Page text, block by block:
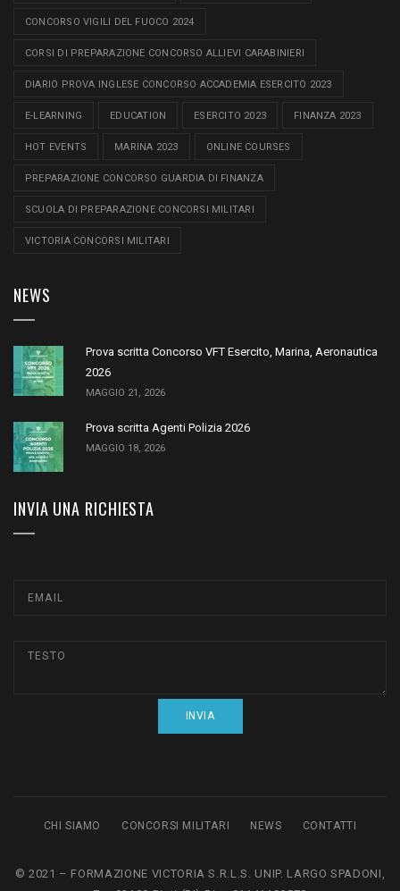
CONCORSO VIGILI DEL FUOCO 2024
CORSI DI PREPARAZIONE CONCORSO ALLIEVI CARABINIERI
DIARIO PROVA INGLESE CONCORSO ACCADEMIA ESERCITO 2023
E-LEARNING EDUCATION ESERCITO 2023 FINANZA 2023
HOT EVENTS MARINA 2023 ONLINE COURSES
PREPARAZIONE CONCORSO GUARDIA DI FINANZA
SCUOLA DI PREPARAZIONE CONCORSI MILITARI
VICTORIA CONCORSI MILITARI
NEWS
Prova scritta Concorso VFT Esercito, Marina, Aeronautica
2026
MAGGIO 21, 2026
Prova scritta Agenti Polizia 2026
MAGGIO 18, 2026
INVIA UNA RICHIESTA
CHI SIAMO CONCORSI MILITARI NEWS CONTATTI
© 2021 – FORMAZIONE VICTORIA S.R.L.S. UNIP. LARGO SPADONI,